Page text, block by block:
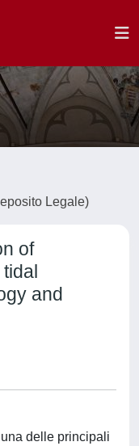
Legale)
of
and
delle principali